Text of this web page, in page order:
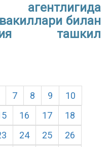
агентлигида
билан
ташкил
7 8 9
10
16 17
18
24 25
26